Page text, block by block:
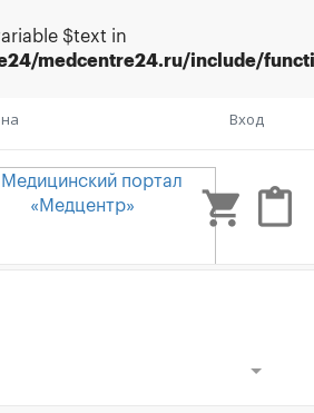
$text in
medcentre24.ru/include/
Вход
shopping_cart content_paste